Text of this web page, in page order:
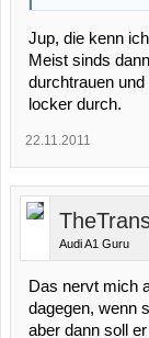
Jup, die kenn
Meist sinds
durchtrauen
locker durch.
22.11.2011
Audi A1 Guru
Das nervt mich
dagegen, wenn
aber dann soll